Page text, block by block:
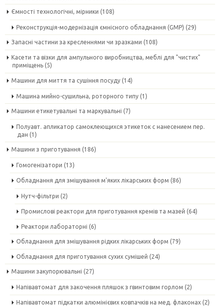
Ємності технологічні, мірники (108)
Реконструкція-модернізація ємнісного обладнання (GMP) (29)
Запасні частини за кресленнями чи зразками (108)
Касети та візки для ампульного виробництва, меблі для "чистих"
приміщень (5)
Машини для миття та сушіння посуду (14)
Машина мийно-сушильна, роторного типу (1)
Машини етикетувальні та маркувальні (7)
Полуавт. апликатор самоклеющихся этикеток с нанесением пер.
дан (1)
Машини з приготування (186)
Гомогенізатори (13)
Обладнання для змішування м'яких лікарських форм (86)
Нутч-фільтри (2)
Промислові реактори для приготування кремів та мазей (64)
Реактори лабораторні (6)
Обладнання для змішування рідких лікарських форм (79)
Обладнання для приготування сухих сумішей (24)
Машини закупорювальні (27)
Напівавтомат для закочення пляшок з гвинтовим горлом (2)
Напівавтомат підкатки алюмінієвих ковпачків на мед. флаконах (2)